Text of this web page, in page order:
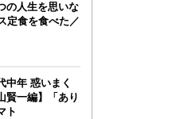
の人生を思いな
定食を食べた／
中年 惑いまく
一編】「あり
ト